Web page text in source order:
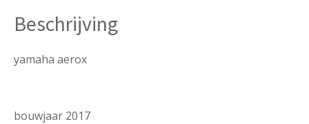
Beschrijving
yamaha aerox
bouwjaar 2017